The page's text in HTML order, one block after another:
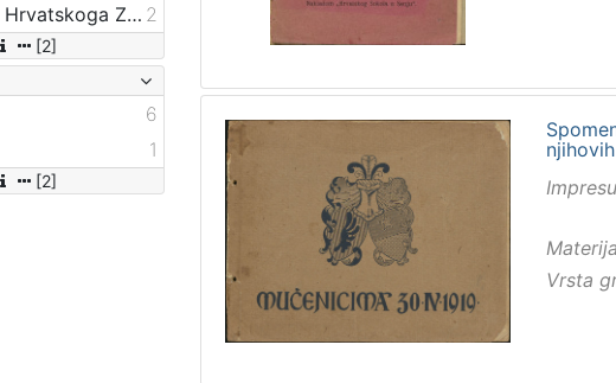
Družba "Braća Hrvatskoga Zmaja" 2
[2]
6
1
[2]
Vrsta